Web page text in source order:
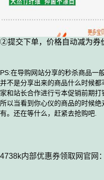
②提交下单，价格自动减为券
PS:在导购网站分享的秒杀商品一
并不是分享出来的商品什么时候
家和站长合作进行亏本促销前期
所以当看到你心仪的商品的时候
有。还在等什么，赶紧去抢购吧.
4738k内部优惠券领取网官网：